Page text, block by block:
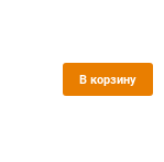
В корзину